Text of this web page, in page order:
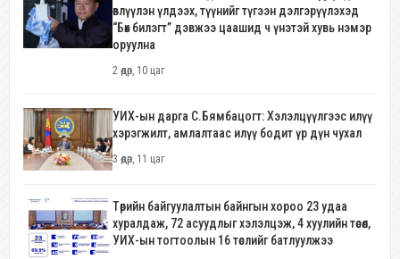
өвлүүлэн үлдээх, түүнийг түгээн дэлгэрүүлэхэд
“Бөх билэгт” дэвжээ цаашид ч үнэтэй хувь нэмэр
оруулна
2 өдөр, 10 цаг
УИХ-ын дарга С.Бямбацогт: Хэлэлцүүлгээс илүү
хэрэгжилт, амлалтаас илүү бодит үр дүн чухал
3 өдөр, 11 цаг
Төрийн байгуулалтын байнгын хороо 23 удаа
хуралдаж, 72 асуудлыг хэлэлцэж, 4 хуулийн төсөл,
УИХ-ын тогтоолын 16 төслийг батлуулжээ